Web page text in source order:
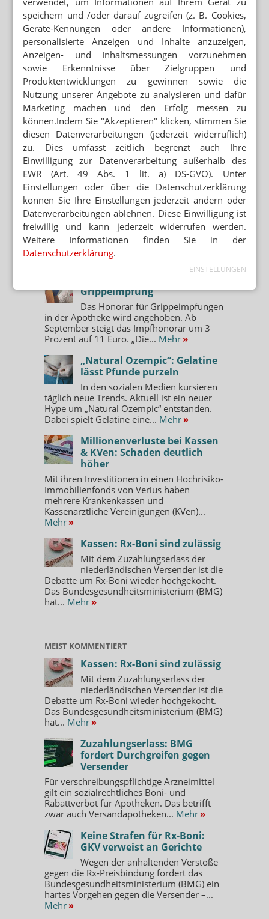
speichern und /oder darauf zugreifen (z. B. Cookies,
Geräte-Kennungen oder andere Informationen),
personalisierte Anzeigen und Inhalte anzuzeigen,
Anzeigen- und Inhaltsmessungen vorzunehmen
sowie Erkenntnisse über Zielgruppen und
Produktentwicklungen zu gewinnen sowie die
Nutzung unserer Angebote zu analysieren und dafür
Marketing machen und den Erfolg messen zu
können.Indem Sie "Akzeptieren" klicken, stimmen Sie
diesen Datenverarbeitungen (jederzeit widerruflich)
zu. Dies umfasst zeitlich begrenzt auch Ihre
Einwilligung zur Datenverarbeitung außerhalb des
EWR (Art. 49 Abs. 1 lit. a) DS-GVO). Unter
Einstellungen oder über die Datenschutzerklärung
können Sie Ihre Einstellungen jederzeit ändern oder
Datenverarbeitungen ablehnen. Diese Einwilligung ist
freiwillig und kann jederzeit widerrufen werden.
Weitere Informationen finden Sie in der
Datenschutzerklärung.
EINSTELLUNGEN
und Niacinamid. Das Serum schützt, strafft und
reduziert Falten.
Das Ultra Serum Glow Effect LSF 50+ mit TriAsorB und
1,4 Prozent Wirkstoffkomplex mit Vitamin Cg hellt die
Haut auf und verbessert die Ausstrahlung.
Oil Control Serum von Eucerin
Eucerin (Beiersdorf) hat mit Oil Control Face Sun
tägliches UV-Serum LSF 50+ eine ultraleichte Textur für
Mischhaut, unreine und fettige Haut, die Glanz
reduziert. Das Serum bietet einen UVB- und UVA-Schutz
und schützt zusätzlich vor Blue Light und
Umweltverschmutzung. Enthalten sind Carnitine,
Licochalcone A, Glycyrrhetinsäure.
L-Carnitin ist eine hauteigene Substanz und
unterstützt die talghemmende Wirkung.
Licochalcone A aus Süßholzwurzelextrakt werden
antientzündliche, antioxidative und
hautberuhigende Eigenschaften zugesprochen.
Glycyrrhetinsäure besitzt hautberuhigende und
antioxidative Eigenschaften, schützt vor freien
Radikalen und unterstützt den hauteigenen DNA-
Reparaturmechanismus.
Neue Gesichtsprodukte von Ladival
Die neuen Ladival-Produkte (Stada) sind speziell auf
unterschiedlichste Hautbedürfnisse abgestimmt und für
normale, empfindliche und gerötete bis hin zu reifer
Haut geeignet. Enthalten ist ein Vierfach-Zellschutz vor
Sonnenbrand und sonnenbedingten Zellschäden durch
UV-Strahlung sowie vor vorzeitiger Hautalterung durch
die Folgen der IR-A-Strahlung und Teilen des sichtbaren
Lichts inklusive Blue-Light.
Ladival Anti-Aging, LSF 50+ Creme ist für reife, trockene
Haut mit Fältchen geeignet und reduziert mit einer
pflanzlichen Retinol-Alternative die Faltentiefe um 20
Prozent nach acht Wochen. Hautfestigkeit und -
elastizität werden verbessert und die Kollagen-
Konzentration nachweislich erhöht. Außerdem sind
Hyaluronsäure und Squalan enthalten.
Ladival Anti-Pigmentflecken getönt, LSF 50+ Creme ist
für empfindliche Haut und Mischhaut geeignet und
beugt mit Niacinamid und Vitamin E sonnenbedingten
Pigmentflecken vor. Zudem werden Unebenheiten
Ladival Gerötete Haut Getönt, LSF 50+ Gel kann bei
geröteter Haut oder Neigung zu Rosazea und Couperose
angewendet werden. Irritationen, Brennen und
Rötungen werden gemindert und farbkorrigierende,
grüne Pigmente neutralisieren Rötungen.
Ladival Hautbarriere Repair, LSF 50+ Creme ist für
empfindliche und trockene Haut und bei Neigung zu
Neurodermitis geeignet und unterstützt mit dem
Präbiotikum Inulin das Hautmikrobiom und stabilisiert
die Hautbarriere. Phyto-Ceramide stärken die
Lipidmatrix und reduzieren den transepidermalen
Wasserverlust.
Ladival getönt, LSF 50+ Gel ist für trockene, normale
und Mischhaut geeignet, hat eine leichte Deckkraft und
kaschiert Unebenheiten bei hellen Hauttönen.
Hyaluronsäure spendet 24 Stunden Feuchtigkeit und
verbessert die gemessene Hautfeuchtigkeit kurz- und
langfristig.
Freiwahl
GENERIKAKONZERNE
Neuer Deutschlandchef für Hexal
AUSSICHTEN NOCH NIE „HELLER“ GEWESEN
Retatrutid: Lillys nächster großer Abnehm-
Hoffnungsträger
KOMMENTAR
KOMMENTAR
Cannabis: Warken hinterlässt
Chaos
Es hatte sich abgezeichnet, doch am Ende
ging beim Ausschluss von Cannabis aus der
Erstattung alles sehr schnell: Über Nacht
standen Patientinnen und...Mehr »
Alle Kommentare lesen»
Grippeimpfung
Das Honorar für Grippeimpfungen
in der Apotheke wird angehoben. Ab
September steigt das Impfhonorar um 3
Prozent auf 11 Euro. „Die... Mehr »
„Natural Ozempic“: Gelatine
lässt Pfunde purzeln
In den sozialen Medien kursieren
täglich neue Trends. Aktuell ist ein neuer
Hype um „Natural Ozempic“ entstanden.
Dabei spielt Gelatine eine... Mehr »
Millionenverluste bei Kassen
& KVen: Schaden deutlich
höher
Mit ihren Investitionen in einen Hochrisiko-
Immobilienfonds von Verius haben
mehrere Krankenkassen und
Kassenärztliche Vereinigungen (KVen)...
Mehr »
Kassen: Rx-Boni sind zulässig
Mit dem Zuzahlungserlass der
niederländischen Versender ist die
Debatte um Rx-Boni wieder hochgekocht.
Das Bundesgesundheitsministerium (BMG)
hat... Mehr »
MEIST KOMMENTIERT
Kassen: Rx-Boni sind zulässig
Mit dem Zuzahlungserlass der
niederländischen Versender ist die
Debatte um Rx-Boni wieder hochgekocht.
Das Bundesgesundheitsministerium (BMG)
hat... Mehr »
Zuzahlungserlass: BMG
fordert Durchgreifen gegen
Versender
Für verschreibungspflichtige Arzneimittel
gilt ein sozialrechtliches Boni- und
Rabattverbot für Apotheken. Das betrifft
zwar auch Versandapotheken... Mehr »
Keine Strafen für Rx-Boni:
GKV verweist an Gerichte
Wegen der anhaltenden Verstöße
gegen die Rx-Preisbindung fordert das
Bundesgesundheitsministerium (BMG) ein
hartes Vorgehen gegen die Versender –...
Mehr »